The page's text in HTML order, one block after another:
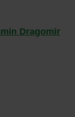
Dragomir